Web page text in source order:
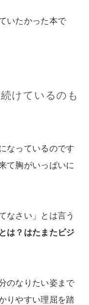
いたかった本で
なっているのです
て胸がいっぱいに
なさい」とは言う
は？はたまたビジ
のなりたい姿まで
りやすい理屈を踏